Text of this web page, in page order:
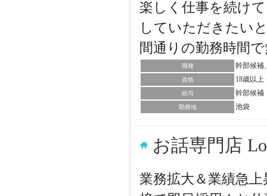
楽しく仕事を続け
していただきたい
間通りの勤務時間
職種 幹部候補
資格 18歳以
給与 幹部候補
勤務地 池袋
お話専門店
業務拡大＆業績急